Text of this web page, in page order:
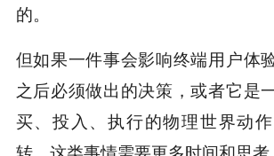
的。
但如果一件事会影响终端用户体
之后必须做出的决策，或者它是
买、投入、执行的物理世界动